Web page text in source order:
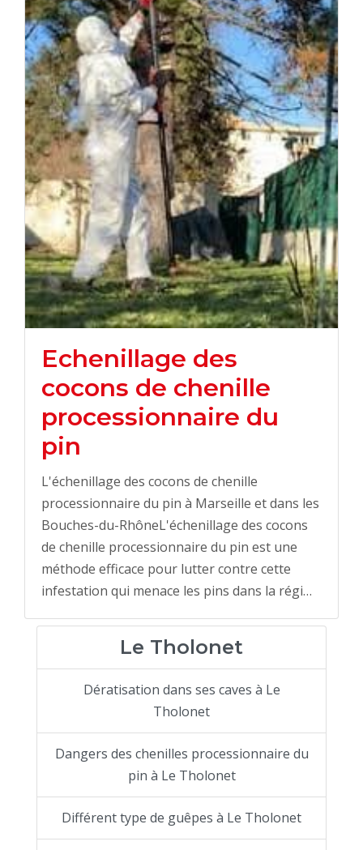
Echenillage des
cocons de chenille
processionnaire du
pin
L'échenillage des cocons de chenille
processionnaire du pin à Marseille et dans les
Bouches-du-RhôneL'échenillage des cocons
de chenille processionnaire du pin est une
méthode efficace pour lutter contre cette
infestation qui menace les pins dans la régi…
Le Tholonet
Dératisation dans ses caves à Le
Tholonet
Dangers des chenilles processionnaire du
pin à Le Tholonet
Différent type de guêpes à Le Tholonet